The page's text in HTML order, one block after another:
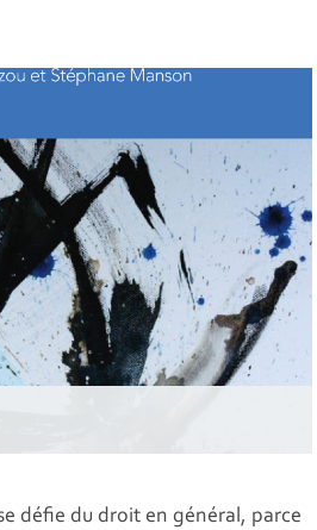
défie du droit en général, parce